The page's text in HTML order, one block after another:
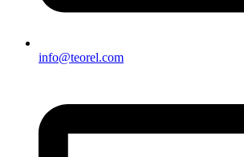
info@teorel.com